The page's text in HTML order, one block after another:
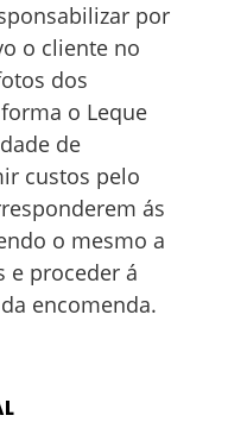
por
o cliente no
dos
o Leque
de
custos pelo
ás
o mesmo a
e proceder á
encomenda.